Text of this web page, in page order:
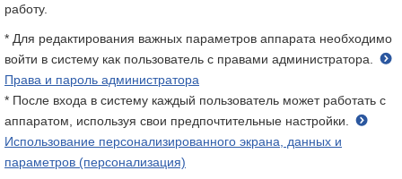
работу.
* Для редактирования важных параметров аппарата необходимо
войти в систему как пользователь с правами администратора.
Права и пароль администратора
* После входа в систему каждый пользователь может работать с
аппаратом, используя свои предпочтительные настройки.
Использование персонализированного экрана, данных и
параметров (персонализация)